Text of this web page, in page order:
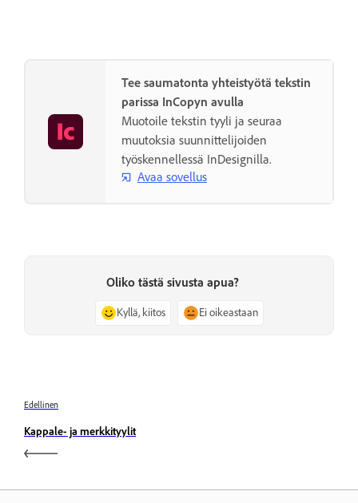
Tee saumatonta yhteistyötä tekstin
parissa InCopyn avulla
Muotoile tekstin tyyli ja seuraa
muutoksia suunnittelijoiden
työskennellessä InDesignilla.
Avaa sovellus
Oliko tästä sivusta apua?
Kyllä, kiitos Ei oikeastaan
Edellinen
Kappale- ja merkkityylit